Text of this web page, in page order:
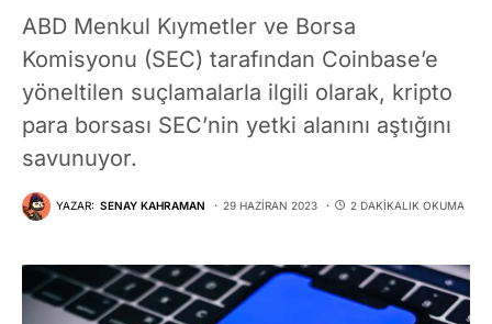
ABD Menkul Kıymetler ve Borsa
Komisyonu (SEC) tarafından Coinbase’e
yöneltilen suçlamalarla ilgili olarak, kripto
para borsası SEC’nin yetki alanını aştığını
savunuyor.
YAZAR: SENAY KAHRAMAN 29 HAZIRAN 2023 2 DAKIKALIK OKUMA